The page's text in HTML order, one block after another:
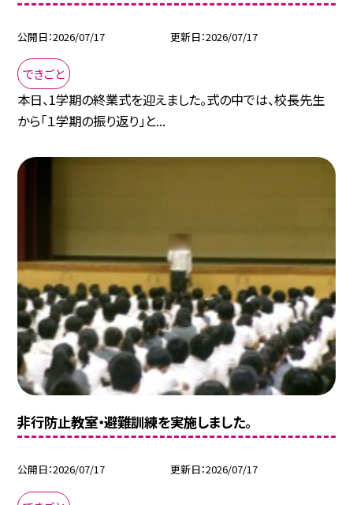
公開日 2026/07/17 更新日 2026/07/17
できごと
本日、1学期の終業式を迎えました。式の中では、校長先生
から「１学期の振り返り」と...
非行防止教室・避難訓練を実施しました。
公開日 2026/07/17 更新日 2026/07/17